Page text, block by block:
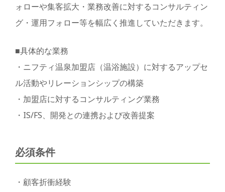
ォローや集客拡大・業務改善に対するコンサルティン
グ・運用フォロー等を幅広く推進していただきます。
■具体的な業務
・ニフティ温泉加盟店（温浴施設）に対するアップセ
ル活動やリレーションシップの構築
・加盟店に対するコンサルティング業務
・IS/FS、開発との連携および改善提案
必須条件
・顧客折衝経験